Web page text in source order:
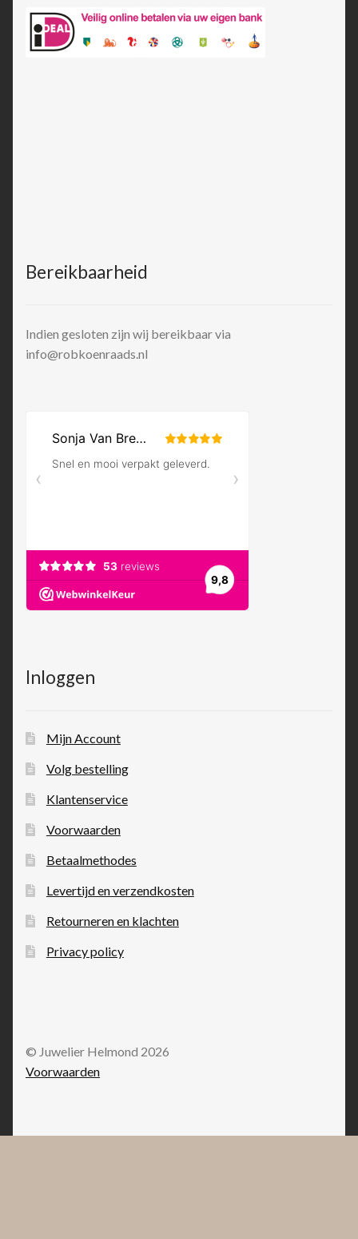
Bereikbaarheid
Indien gesloten zijn wij bereikbaar via
info@robkoenraads.nl
Inloggen
Mijn Account
Volg bestelling
Klantenservice
Voorwaarden
Betaalmethodes
Levertijd en verzendkosten
Retourneren en klachten
Privacy policy
© Juwelier Helmond 2026
Voorwaarden